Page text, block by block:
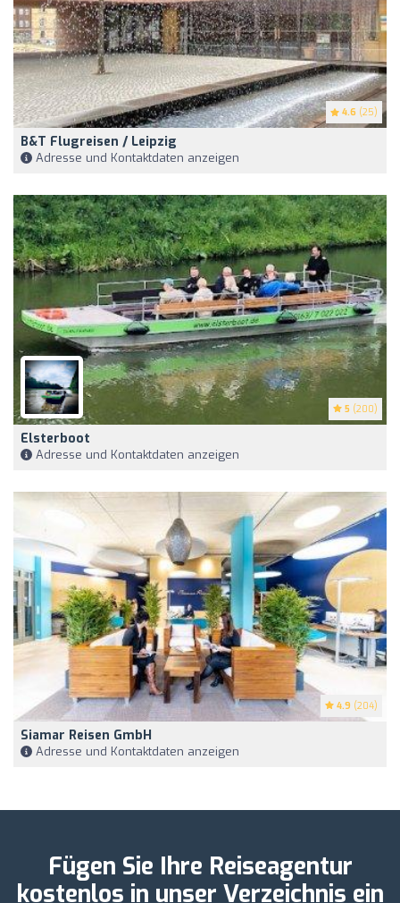
4.6 (25)
B&T Flugreisen / Leipzig
Adresse und Kontaktdaten anzeigen
5 (200)
Elsterboot
Adresse und Kontaktdaten anzeigen
4.9 (204)
Siamar Reisen GmbH
Adresse und Kontaktdaten anzeigen
Fügen Sie Ihre Reiseagentur
kostenlos in unser Verzeichnis ein